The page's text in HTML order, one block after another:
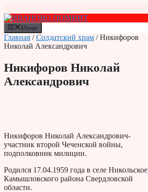
к
содержимому
Меню
Главная /Солдатский храм / Никифоров
Николай Александрович
Никифоров Николай
Александрович
Никифоров Николай Александрович-
участник второй Чеченской войны,
подполковник милиции.
Родился 17.04.1959 года в селе Никольское
Камышловского района Свердловской
области.